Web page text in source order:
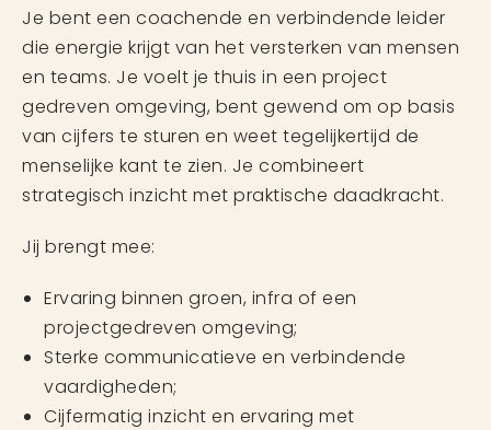
Je bent een coachende en verbindende leider
die energie krijgt van het versterken van mensen
en teams. Je voelt je thuis in een project
gedreven omgeving, bent gewend om op basis
van cijfers te sturen en weet tegelijkertijd de
menselijke kant te zien. Je combineert
strategisch inzicht met praktische daadkracht.
Jij brengt mee:
Ervaring binnen groen, infra of een
projectgedreven omgeving;
Sterke communicatieve en verbindende
vaardigheden;
Cijfermatig inzicht en ervaring met